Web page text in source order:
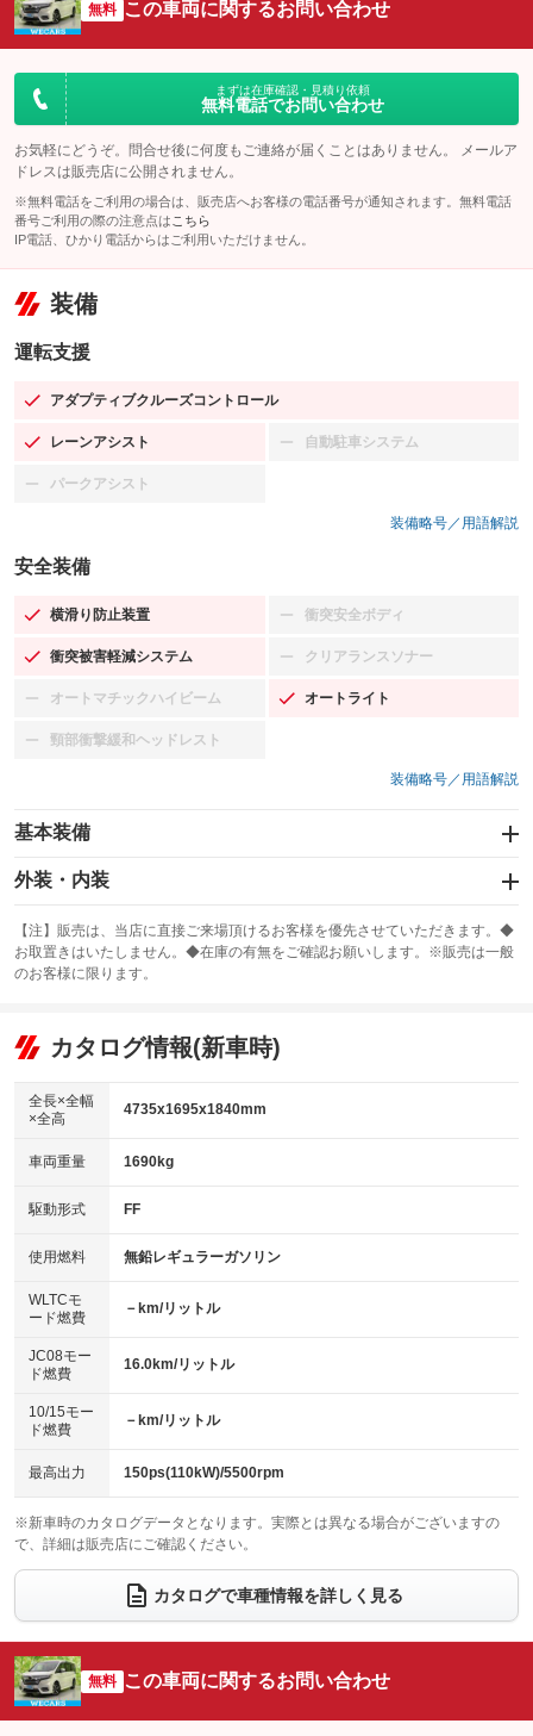
無料 この車両に関するお問い合わせ
まずは在庫確認・見積り依頼
無料電話でお問い合わせ
お気軽にどうぞ。問合せ後に何度もご連絡が届くことはありません。 メールア
ドレスは販売店に公開されません。
※無料電話をご利用の場合は、販売店へお客様の電話番号が通知されます。無料電話
番号ご利用の際の注意点は こちら
IP電話、ひかり電話からはご利用いただけません。
装備
運転支援
アダプティブクルーズコントロール
：装備あり
レーンアシスト
：装備あり 自動駐車システム
：装備なし
パークアシスト
：装備なし
装備略号／用語解説
安全装備
横滑り防止装置
：装備あり 衝突安全ボディ
：装備なし
衝突被害軽減システム
：装備あり クリアランスソナー
：装備なし
オートマチックハイビーム
：装備なし オートライト
：装備あり
頸部衝撃緩和ヘッドレスト
：装備なし
装備略号／用語解説
基本装備
エアバッグ：運転席/助手席/サイド
：装備あり
：装備あり
サンルーフ
：装備なし ABS
リフトアップ
：装備なし
：装備なし
パワーウィンドウ
アイドリングストップ
：装備あり
USB入力端子
：装備なし
100V電源
：装備なし
センターデフロック
：装備なし
電動格納ミラー
：装備あり
外装・内装
カーナビ：SDナビ
：装備あり
TV：フルセグ
：装備あり
ビジュアル
：装備なし
：装備あり
革シート
キーレス
HID(キセノンライト)
：装備なし
バックカメラ
：装備あり
エアロ
：装備なし
：装備なし
パワーシート
ベンチシート
：装備なし
チップアップシート
：装備なし
：装備なし ：装備なし
ウォークスルー
：装備なし
電動リアゲート フロントカメラ
：装備なし
：装備なし ：装備なし
サイドカメラ
：装備なし ルーフレール
：装備なし
：装備なし
：装備なし
【注】販売は、当店に直接ご来場頂けるお客様を優先させていただきます。◆
お取置きはいたしません。◆在庫の有無をご確認お願いします。※販売は一般
のお客様に限ります。
カタログ情報(新車時)
全長×全幅
×全高
4735x1695x1840mm
車両重量 1690kg
駆動形式 FF
使用燃料 無鉛レギュラーガソリン
WLTCモ
ード燃費
－km/リットル
JC08モー
ド燃費
16.0km/リットル
10/15モー
ド燃費
－km/リットル
最高出力 150ps(110kW)/5500rpm
※新車時のカタログデータとなります。実際とは異なる場合がございますの
で、詳細は販売店にご確認ください。
カタログで車種情報を詳しく見る
無料 この車両に関するお問い合わせ